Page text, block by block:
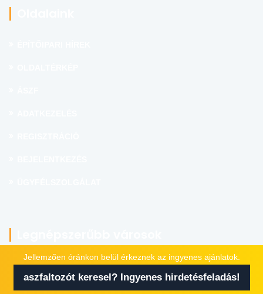
Jellemzően óránkon belül érkeznek az ingyenes ajánlatok.
aszfaltozót keresel? Ingyenes hirdetésfeladás!
Budapest Debrecen Szeged Miskolc Pécs Győr